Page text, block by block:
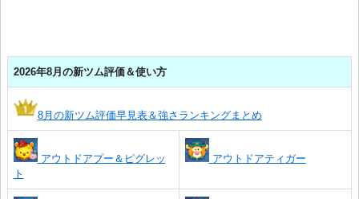
2026年8月の新ツム評価＆使い方
8月の新ツム評価早見表＆強さランキングまとめ
アウトドアプー＆ピグレッ
ト
アウトドアティガー